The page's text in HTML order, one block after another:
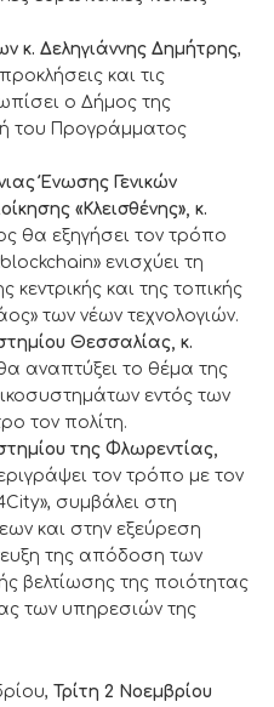
κ. Δεληγιάννης Δημήτρης,
και τις
ο Δήμος της
του Προγράμματος
Ένωσης Γενικών
«Κλεισθένης», κ.
θα εξηγήσει τον τρόπο
ενισχύει τη
κεντρικής και της τοπικής
των νέων τεχνολογιών.
Θεσσαλίας, κ.
αναπτύξει το θέμα της
εντός των
τον πολίτη.
της Φλωρεντίας,
τον τρόπο με τον
συμβάλει στη
και στην εξεύρεση
της απόδοση των
βελτίωσης της ποιότητας
των υπηρεσιών της
Τρίτη 2 Νοεμβρίου